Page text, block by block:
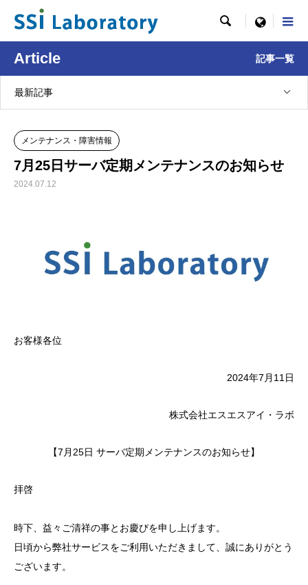
 menu
Article 記事一覧
最新記事
メンテナンス・障害情報
7月25日サーバ定期メンテナンスのお知らせ
2024.07.12
お客様各位
2024年7月11日
株式会社エスエスアイ・ラボ
【7月25日 サーバ定期メンテナンスのお知らせ】
拝啓
時下、益々ご清祥の事とお慶びを申し上げます。
日頃から弊社サービスをご利用いただきまして、誠にありがとう
ございます。